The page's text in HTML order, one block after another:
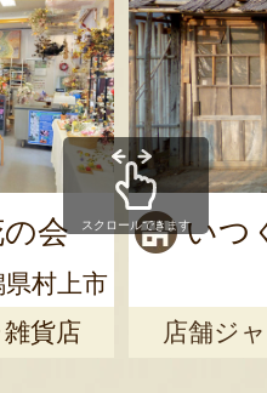
会
県村上市
貨店
いつ
店舗ジ
スクロールできます